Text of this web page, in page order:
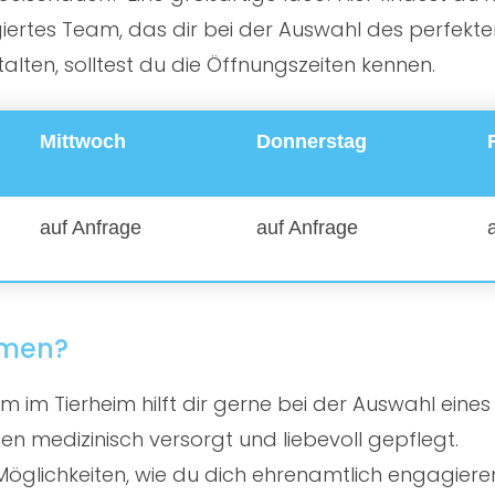
Team, das dir bei der Auswahl des
solltest du die Öffnungszeiten kennen.
Mittwoch Donnerstag
auf Anfrage auf Anfrage
im Tierheim hilft dir gerne bei der Auswahl
medizinisch versorgt und liebevoll gepflegt.
wie du dich ehrenamtlich